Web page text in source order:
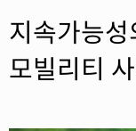
지속가능
모빌리티